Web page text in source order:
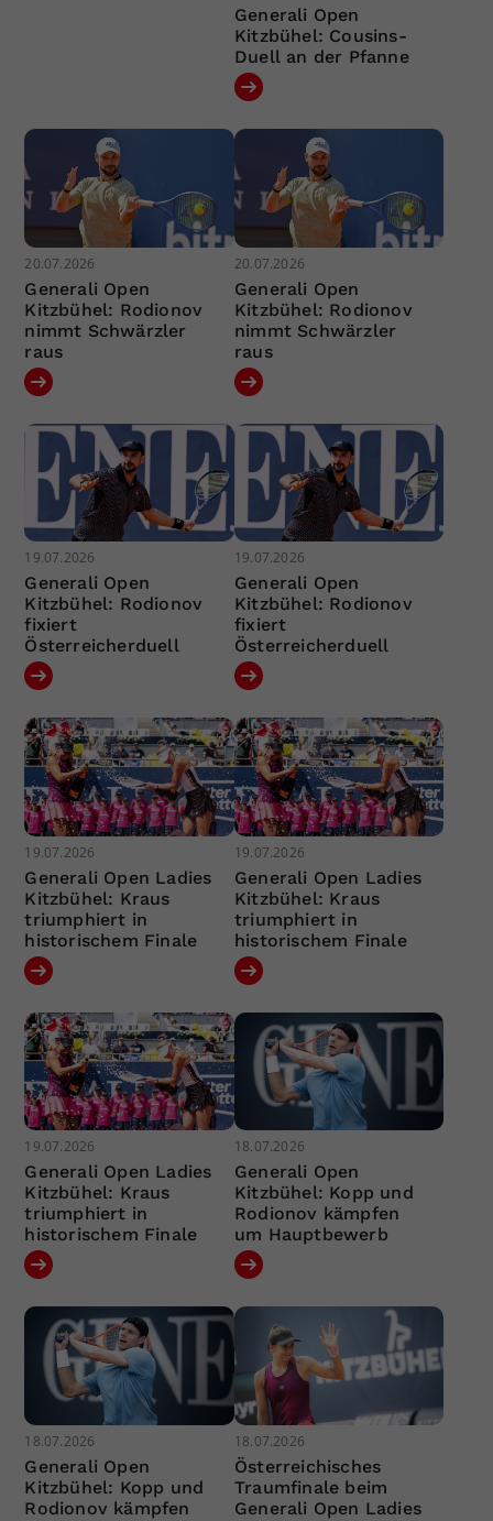
Generali Open
Kitzbühel: Cousins-
Duell an der Pfanne
20.07.2026
Generali Open
Kitzbühel: Rodionov
nimmt Schwärzler
raus
20.07.2026
Generali Open
Kitzbühel: Rodionov
nimmt Schwärzler
raus
19.07.2026
Generali Open
Kitzbühel: Rodionov
fixiert
Österreicherduell
19.07.2026
Generali Open
Kitzbühel: Rodionov
fixiert
Österreicherduell
19.07.2026
Generali Open Ladies
Kitzbühel: Kraus
triumphiert in
historischem Finale
19.07.2026
Generali Open Ladies
Kitzbühel: Kraus
triumphiert in
historischem Finale
19.07.2026
Generali Open Ladies
Kitzbühel: Kraus
triumphiert in
historischem Finale
18.07.2026
Generali Open
Kitzbühel: Kopp und
Rodionov kämpfen
um Hauptbewerb
18.07.2026
Generali Open
Kitzbühel: Kopp und
Rodionov kämpfen
18.07.2026
Österreichisches
Traumfinale beim
Generali Open Ladies